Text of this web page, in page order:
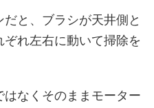
と、ブラシが天井側と
れ左右に動いて掃除を
なくそのままモーター